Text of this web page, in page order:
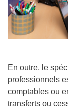
En outre, le
professionnels
comptables ou
transferts ou